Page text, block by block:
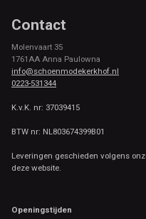
Contact
Molenvaart 35
1761AA Anna Paulowna
info@schoenmodekerkhof.nl
0223-531344
K.v.K. nr: 37039415
BTW nr: NL803674399B01
Leveringen geschieden volgens
deze website.
Openingstijden